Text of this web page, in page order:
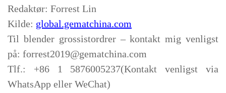
Redaktør: Forrest Lin
Kilde: global.gematchina.com
Til blender grossistordrer – kontakt mig venligst
på: forrest2019@gematchina.com
Tlf.: +86 1 5876005237(Kontakt venligst via
WhatsApp eller WeChat)